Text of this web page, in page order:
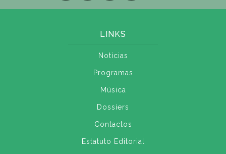
LINKS
Notícias
Programas
Música
Dossiers
Contactos
Estatuto Editorial